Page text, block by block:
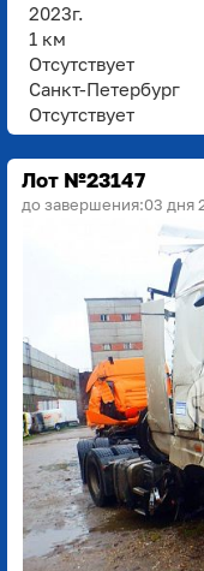
2023г.
1 км
Отсутствует
Санкт-Петербург
Отсутствует
Лот №23147
до завершения:03 дня